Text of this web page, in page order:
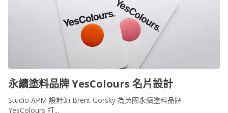
永續塗料品牌 YesColours 名片設計
Studio APM 設計師 Brent Gorsky 為英國永續塗料品牌
YesColours 打...